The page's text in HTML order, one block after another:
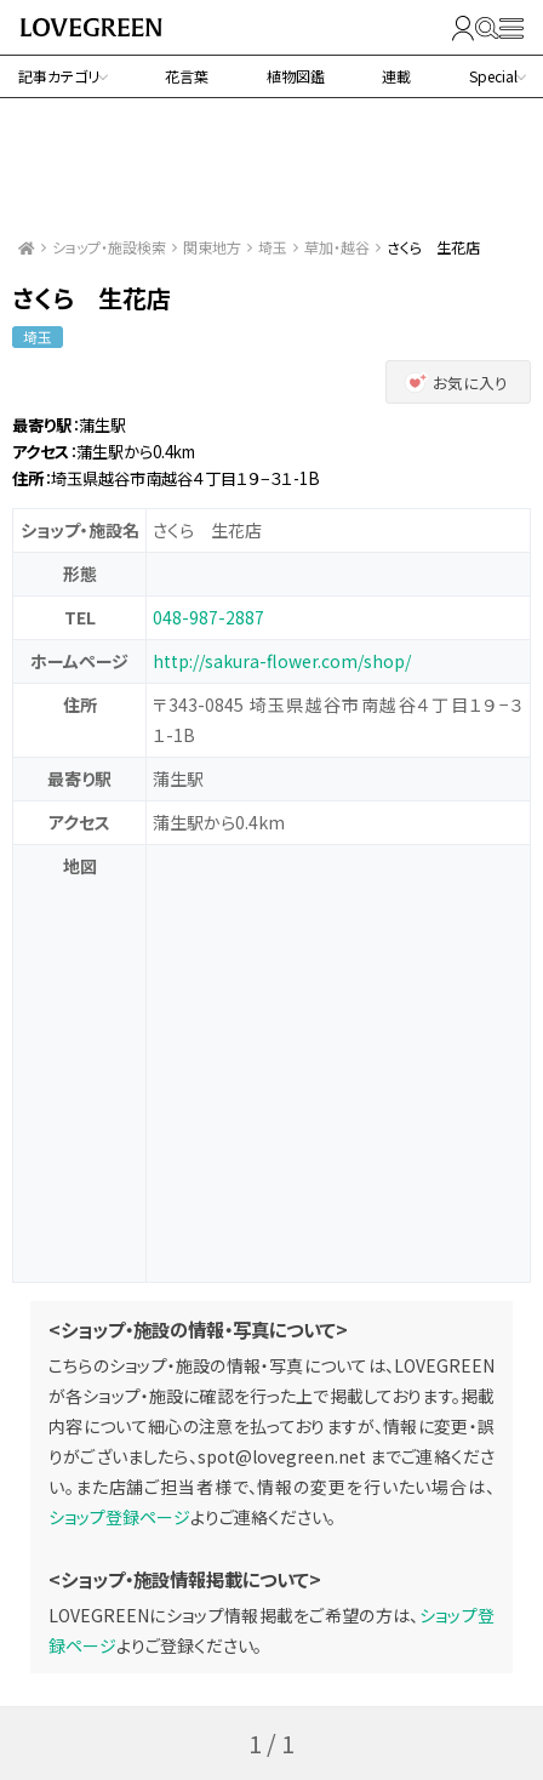
記事カテゴリ 花言葉 植物図鑑 連載 Special
ショップ・施設検索 関東地方 埼玉 草加・越谷 さくら 生花店
さくら 生花店
埼玉
お気に入り
最寄り駅：蒲生駅
アクセス ：蒲生駅から0.4km
住所：埼玉県越谷市南越谷４丁目１９−３１-1B
ショップ・施設名
さくら 生花店
形態
TEL
048-987-2887
ホームページ
http://sakura-flower.com/shop/
住所
〒343-0845 埼玉県越谷市南越谷４丁目１９−３
１-1B
最寄り駅
蒲生駅
アクセス
蒲生駅から0.4km
地図
<ショップ・施設の情報・写真について>
こちらのショップ・施設の情報・写真については、LOVEGREEN
が各ショップ・施設に確認を行った上で掲載しております。掲載
内容について細心の注意を払っておりますが、情報に変更・誤
りがございましたら、spot@lovegreen.net までご連絡くださ
い。また店舗ご担当者様で、情報の変更を行いたい場合は、
ショップ登録ページよりご連絡ください。
<ショップ・施設情報掲載について>
LOVEGREENにショップ情報掲載をご希望の方は、 ショップ登
録ページよりご登録ください。
1 / 1